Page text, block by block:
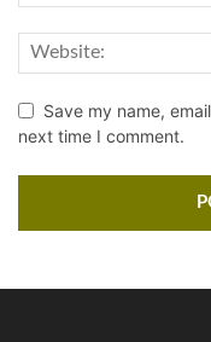
Save my name,
next time I comment.